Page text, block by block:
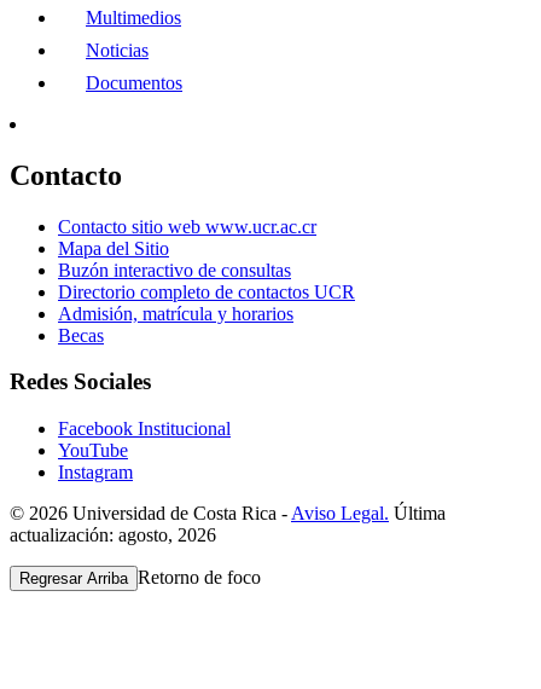
Multimedios
Noticias
Documentos
Contacto
Contacto sitio web www.ucr.ac.cr
Mapa del Sitio
Buzón interactivo de consultas
Directorio completo de contactos UCR
Admisión, matrícula y horarios
Becas
Redes Sociales
Facebook Institucional
YouTube
Instagram
© 2026 Universidad de Costa Rica - Aviso Legal. Última
actualización: agosto, 2026
Regresar Arriba Retorno de foco